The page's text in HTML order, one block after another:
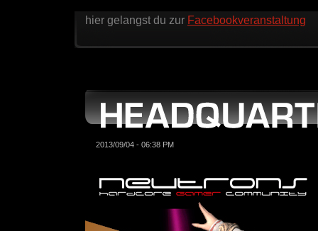
hier gelangst du zur Facebookveranstaltung
2013/09/04 - 06:38 PM